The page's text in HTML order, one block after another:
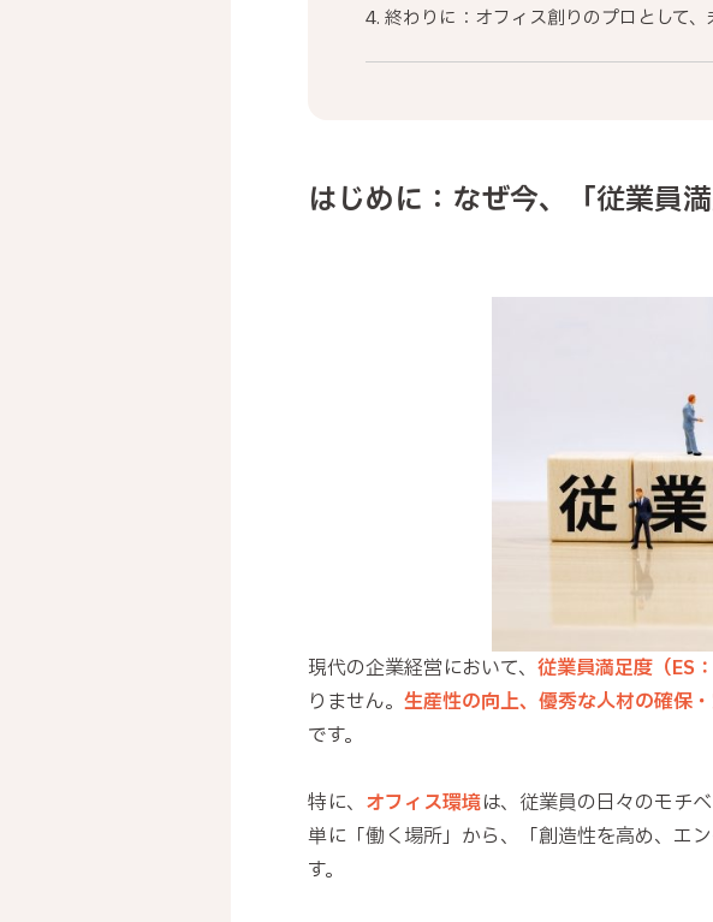
4. 終わりに：オフィス創りのプロとして
はじめに：なぜ今、「従業員
現代の企業経営において、 従業員満足度（
りません。 生産性の向上、優秀な人材の確保
です。
特に、 オフィス環境は、従業員の日々のモチ
単に「働く場所」から、「創造性を高め、エ
す。